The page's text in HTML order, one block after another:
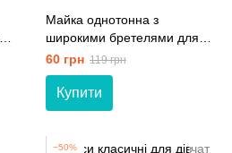
Майка однотонна з
широкими бретелями для
дівчат ТМ Модний карапуз
306-00001 рожевий 86 см
(18 мiс.)
60 грн 119 грн
Купити
−50%